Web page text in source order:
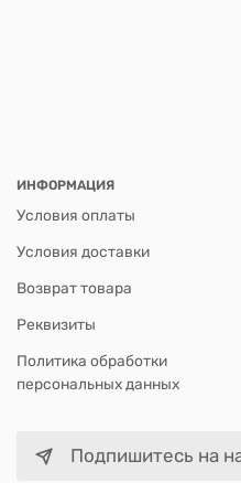
ИНФОРМАЦИЯ
Условия оплаты
Условия доставки
Возврат товара
Реквизиты
Политика обработки
персональных данных
Подпишитесь на